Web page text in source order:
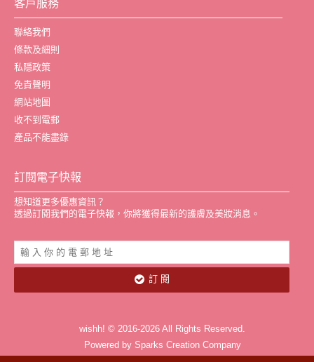
客戶服務
聯絡我們
條款及細則
私隱政策
免責聲明
網站地圖
收不到電郵
產品不能盡錄
訂閱電子快報
想知道更多優惠資訊？
透過訂閱我們的電子快報，你將獲得最新的護膚及美妝消息。
訂 閱
wishh! © 2016-2026 All Rights Reserved.
Powered by Sparks Creation Company